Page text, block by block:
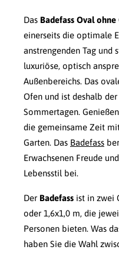
Das Badefass Oval ohne
einerseits die optimale
anstrengenden Tag und
luxuriöse, optisch
Außenbereichs. Das
Ofen und ist deshalb
Sommertagen.
die gemeinsame Zeit
Garten. Das Badefass
Erwachsenen Freude
Lebensstil bei.
Der Badefass ist in zwei
oder 1,6x1,0 m, die
Personen bieten. Was
haben Sie die Wahl